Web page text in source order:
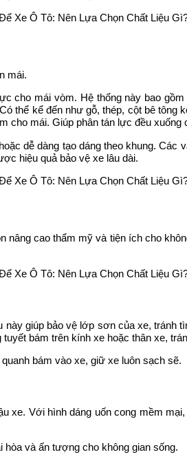
mái.
cho mái vòm. Hệ thống này bao
thể kể đến như gỗ, thép, cột bê tông
mái. Giúp phân tán lực đều
dễ dàng tạo dáng theo khung.
hiệu quả bảo vệ xe lâu dài.
cao thẩm mỹ và tiện ích cho
giúp bảo vệ lớp sơn của xe, tránh
bám trên kính xe hoặc thân xe,
bám vào xe, giữ xe luôn sạch sẽ.
xe. Với hình dáng uốn cong mềm
và ấn tượng cho không gian sống.